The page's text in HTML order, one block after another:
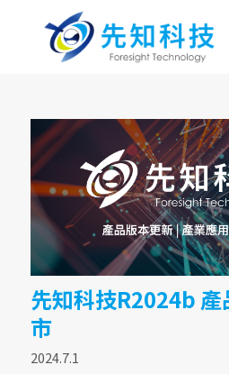
先知科技R2024b
市
2024.7.1